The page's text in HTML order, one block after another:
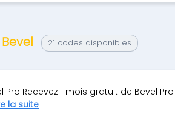
21 codes disponibles
Recevez 1 mois gratuit de Bevel Pro
la suite